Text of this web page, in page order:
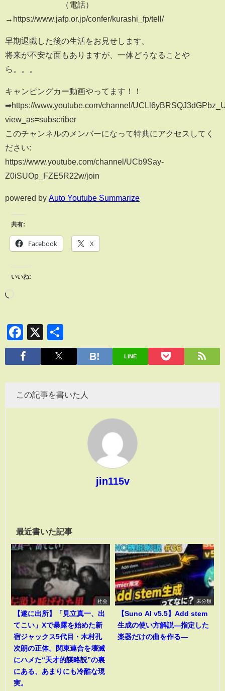
（電話）
→https://www.jafp.or.jp/confer/kurashi_fp/tell/
早期退職した後の生活をお見せします。
将来が不安な面もありますが、一体どうなることや
ら。。。
キャンピングカー動画やってます！！
➡https://www.youtube.com/channel/
view_as=subscriber
このチャンネルのメンバーになって特典にアクセスしてく
ださい:
https://www.youtube.com/channel/UCb9Say-
Z0iSUOp_FZE5R22w/join
powered by Auto Youtube Summarize
共有:
Facebook X
いいね:
Facebook
X
有
LINE
この記事を書いた人
jin115v
最近書いた記事
社会
【遂に出所】「見立真一、出
てこい」Xで暴露を始めた新
宿ジャックス5代目・木村孔
次朗の正体。関東連合を壊滅
にハメた“天才的謀略説”の裏
にある、あまりにも冷酷な現
実。
未分類
【Suno AI v5.5】Add stem
生成の使い方解説―指定した
楽器だけの曲を作る―